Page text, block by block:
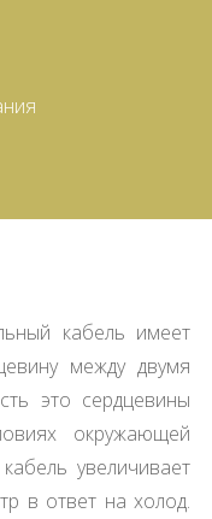
кабель имеет
между двумя
это сердцевины
окружающей
увеличивает
в ответ на холод.